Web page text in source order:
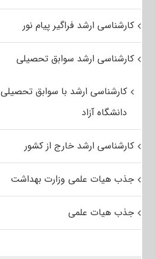
کارشناسی ارشد فراگیر پیام نور
کارشناسی ارشد سوابق تحصیلی
کارشناسی ارشد با سوابق تحصیلی
دانشگاه آزاد
کارشناسی ارشد خارج از کشور
جذب هیات علمی وزارت بهداشت
جذب هیات علمی